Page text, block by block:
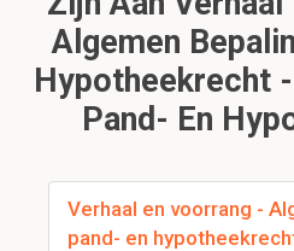
Algemen
Hypotheekrecht
Pand- En
Verhaal en voorrang -
pand- en